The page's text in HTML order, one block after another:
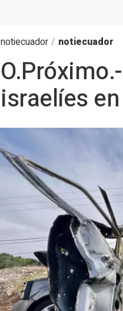
notiecuador / notiecuador
israelíes